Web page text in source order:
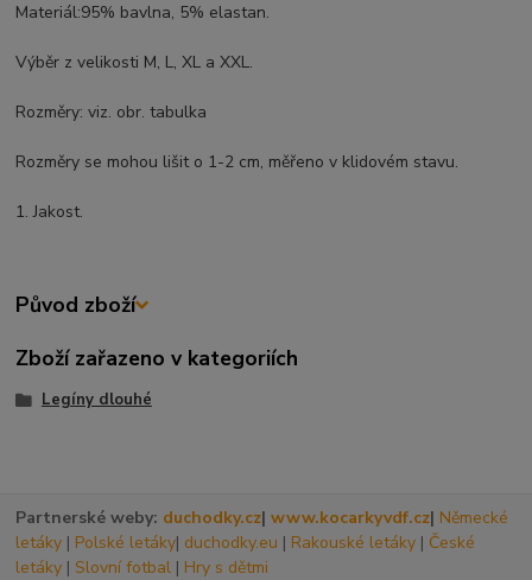
Materiál:95% bavlna, 5% elastan.
Výběr z velikosti M, L, XL a XXL.
Rozměry: viz. obr. tabulka
Rozměry se mohou lišit o 1-2 cm, měřeno v klidovém stavu.
1. Jakost.
Původ zboží
Zboží zařazeno v kategoriích
Legíny dlouhé
Partnerské weby: duchodky.cz|www.kocarkyvdf.cz| Německé
letáky | Polské letáky| duchodky.eu | Rakouské letáky | České
letáky | Slovní fotbal | Hry s dětmi